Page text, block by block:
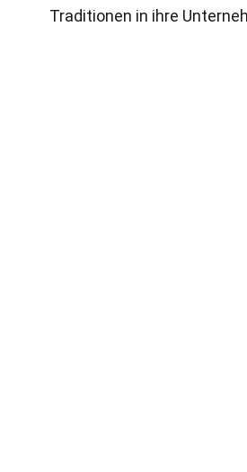
Traditionen in ihre